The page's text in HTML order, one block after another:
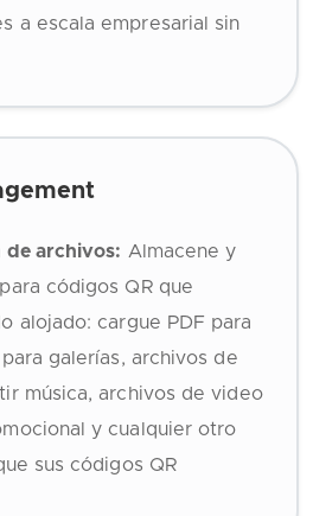
a escala empresarial sin
de archivos: Almacene y
códigos QR que
alojado: cargue PDF para
galerías, archivos de
música, archivos de video
y cualquier otro
sus códigos QR